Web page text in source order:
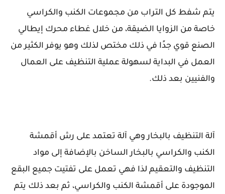
يتم شفط كل التراب من مجموعات الكنب والكراسي
خاصة من الزوايا الضيقة، من خلال غطاء محرك إيطالي
الصنع قوي جدًا في ذلك مختص لذلك وهو يوفر الكثير من
العمل في البداية لسهولة عملية التنظيف على العمال
والفنيين بعد ذلك.
آلة التنظيف بالبخار وهي آلة تعتمد على رش أقمشة
الكنب والكراسي بالبخار الساخن بالإضافة إلى مواد
التنظيف والتعقيم لذا فهي تعمل على تفتيت جميع البقع
الموجودة على أقمشة الكنب والكراسي، ثم بعد ذلك يتم